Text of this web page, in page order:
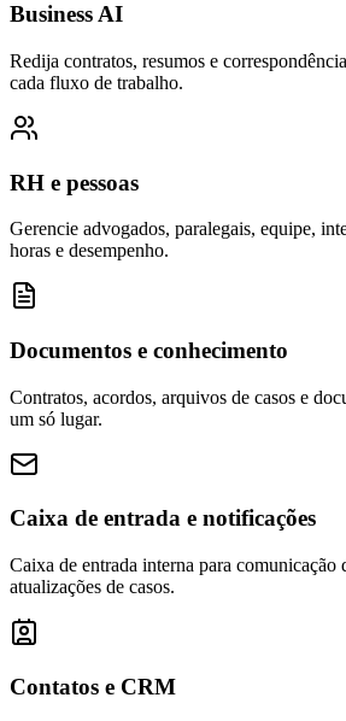
Business AI
Redija contratos, resumos e
cada fluxo de trabalho.
RH e pessoas
Gerencie advogados, paralegais, equipe,
horas e desempenho.
Documentos e conhecimento
Contratos, acordos, arquivos de casos e
um só lugar.
Caixa de entrada e notificações
Caixa de entrada interna para comunicação
atualizações de casos.
Contatos e CRM